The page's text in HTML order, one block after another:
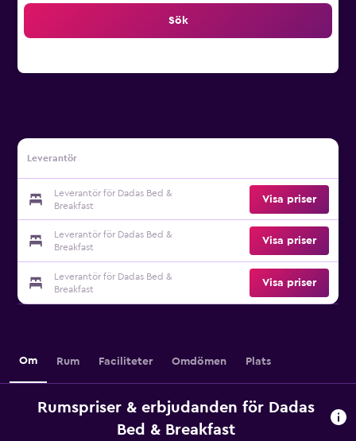
Sök
Leverantör
Leverantör för Dadas Bed &
Breakfast
Visa priser
Leverantör för Dadas Bed &
Breakfast
Visa priser
Leverantör för Dadas Bed &
Breakfast
Visa priser
Om Rum Faciliteter Omdömen Plats
Rumspriser & erbjudanden för Dadas
Bed & Breakfast